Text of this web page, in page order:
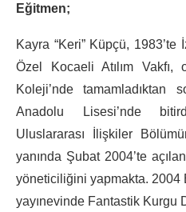
Eğitmen;
Kayra “Keri” Küpçü, 1983’te
Özel Kocaeli Atılım Vakfı,
Koleji’nde
Anadolu Lisesi’nde
Uluslararası İlişkiler
yanında Şubat 2004’te
yöneticiliğini yapmakta. 2004
yayınevinde Fantastik Kurgu